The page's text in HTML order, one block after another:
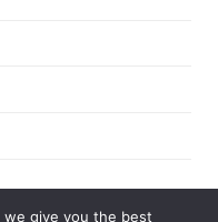
give you the best